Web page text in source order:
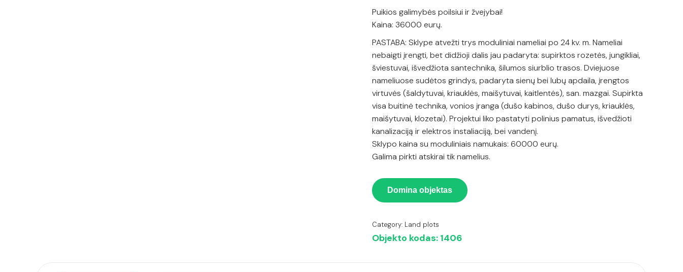
Puikios galimybės poilsiui ir žvejybai!
Kaina: 36000 eurų.
PASTABA: Sklype atvežti trys moduliniai nameliai po 24 kv. m. Nameliai
nebaigti įrengti, bet didžioji dalis jau padaryta: supirktos rozetės, jungikliai,
šviestuvai, išvedžiota santechnika, šilumos siurblio trasos. Dviejuose
nameliuose sudėtos grindys, padaryta sienų bei lubų apdaila, įrengtos
virtuvės (šaldytuvai, kriauklės, maišytuvai, kaitlentės), san. mazgai. Supirkta
visa buitinė technika, vonios įranga (dušo kabinos, dušo durys, kriauklės,
maišytuvai, klozetai). Projektui liko pastatyti polinius pamatus, išvedžioti
kanalizaciją ir elektros instaliaciją, bei vandenį.
Sklypo kaina su moduliniais namukais: 60000 eurų.
Galima pirkti atskirai tik namelius.
Domina objektas
Category: Land plots
Objekto kodas: 1406